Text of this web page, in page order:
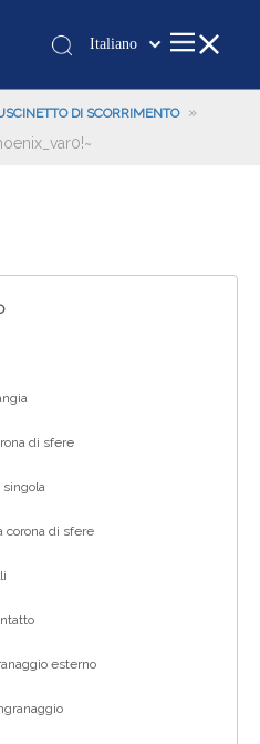
Italiano
românesc
Türk dili
Deutsch
DI SCORRIMENTO »
di sfere
corona di sfere
esterno